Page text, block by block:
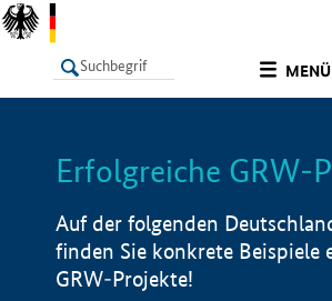
MENÜ
LISTE
Erfolgreiche GRW-
Auf der folgenden
finden Sie konkrete Beispiele
GRW-Projekte!